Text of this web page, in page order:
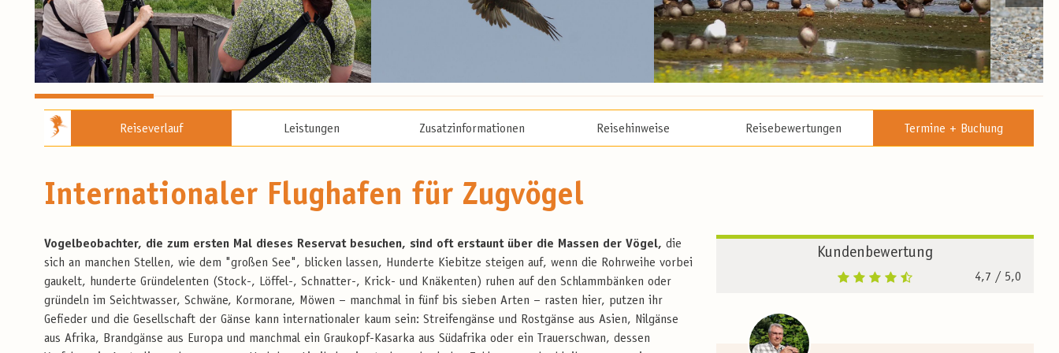
Reiseverlauf Leistungen Zusatzinformationen Reisehinweise Reisebewertungen Termine + Buchung
Internationaler Flughafen für Zugvögel
Vogelbeobachter, die zum ersten Mal dieses Reservat besuchen, sind oft erstaunt über die Massen der Vögel, die
sich an manchen Stellen, wie dem "großen See", blicken lassen, Hunderte Kiebitze steigen auf, wenn die Rohrweihe vorbei
gaukelt, hunderte Gründelenten (Stock-, Löffel-, Schnatter-, Krick- und Knäkenten) ruhen auf den Schlammbänken oder
gründeln im Seichtwasser, Schwäne, Kormorane, Möwen – manchmal in fünf bis sieben Arten – rasten hier, putzen ihr
Gefieder und die Gesellschaft der Gänse kann internationaler kaum sein: Streifengänse und Rostgänse aus Asien, Nilgänse
aus Afrika, Brandgänse aus Europa und manchmal ein Graukopf-Kasarka aus Südafrika oder ein Trauerschwan, dessen
Kundenbewertung
4,7 / 5,0